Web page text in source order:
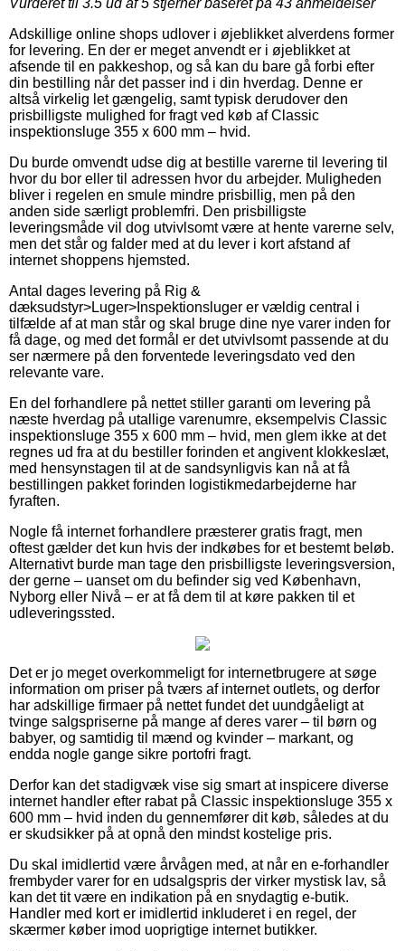
Adskillige online shops udlover i øjeblikket alverdens former
for levering. En der er meget anvendt er i øjeblikket at
afsende til en pakkeshop, og så kan du bare gå forbi efter
din bestilling når det passer ind i din hverdag. Denne er
altså virkelig let gængelig, samt typisk derudover den
prisbilligste mulighed for fragt ved køb af Classic
inspektionsluge 355 x 600 mm – hvid.
Du burde omvendt udse dig at bestille varerne til levering til
hvor du bor eller til adressen hvor du arbejder. Muligheden
bliver i regelen en smule mindre prisbillig, men på den
anden side særligt problemfri. Den prisbilligste
leveringsmåde vil dog utvivlsomt være at hente varerne selv,
men det står og falder med at du lever i kort afstand af
internet shoppens hjemsted.
Antal dages levering på Rig &
dæksudstyr>Luger>Inspektionsluger er vældig central i
tilfælde af at man står og skal bruge dine nye varer inden for
få dage, og med det formål er det utvivlsomt passende at du
ser nærmere på den forventede leveringsdato ved den
relevante vare.
En del forhandlere på nettet stiller garanti om levering på
næste hverdag på utallige varenumre, eksempelvis Classic
inspektionsluge 355 x 600 mm – hvid, men glem ikke at det
regnes ud fra at du bestiller forinden et angivent klokkeslæt,
med hensynstagen til at de sandsynligvis kan nå at få
bestillingen pakket forinden logistikmedarbejderne har
fyraften.
Nogle få internet forhandlere præsterer gratis fragt, men
oftest gælder det kun hvis der indkøbes for et bestemt beløb.
Alternativt burde man tage den prisbilligste leveringsversion,
der gerne – uanset om du befinder sig ved København,
Nyborg eller Nivå – er at få dem til at køre pakken til et
udleveringssted.
Det er jo meget overkommeligt for internetbrugere at søge
information om priser på tværs af internet outlets, og derfor
har adskillige firmaer på nettet fundet det uundgåeligt at
tvinge salgspriserne på mange af deres varer – til børn og
babyer, og samtidig til mænd og kvinder – markant, og
endda nogle gange sikre portofri fragt.
Derfor kan det stadigvæk vise sig smart at inspicere diverse
internet handler efter rabat på Classic inspektionsluge 355 x
600 mm – hvid inden du gennemfører dit køb, således at du
er skudsikker på at opnå den mindst kostelige pris.
Du skal imidlertid være årvågen med, at når en e-forhandler
frembyder varer for en udsalgspris der virker mystisk lav, så
kan det tit være en indikation på en snydagtig e-butik.
Handler med kort er imidlertid inkluderet i en regel, der
skærmer køber imod uoprigtige internet butikker.